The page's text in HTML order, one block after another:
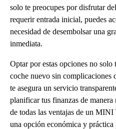
solo te preocupes por disfrutar
requerir entrada inicial, puedes
necesidad de desembolsar una
inmediata.
Optar por estas opciones no
coche nuevo sin complicaciones
te asegura un servicio
planificar tus finanzas de
de todas las ventajas de un
una opción económica y